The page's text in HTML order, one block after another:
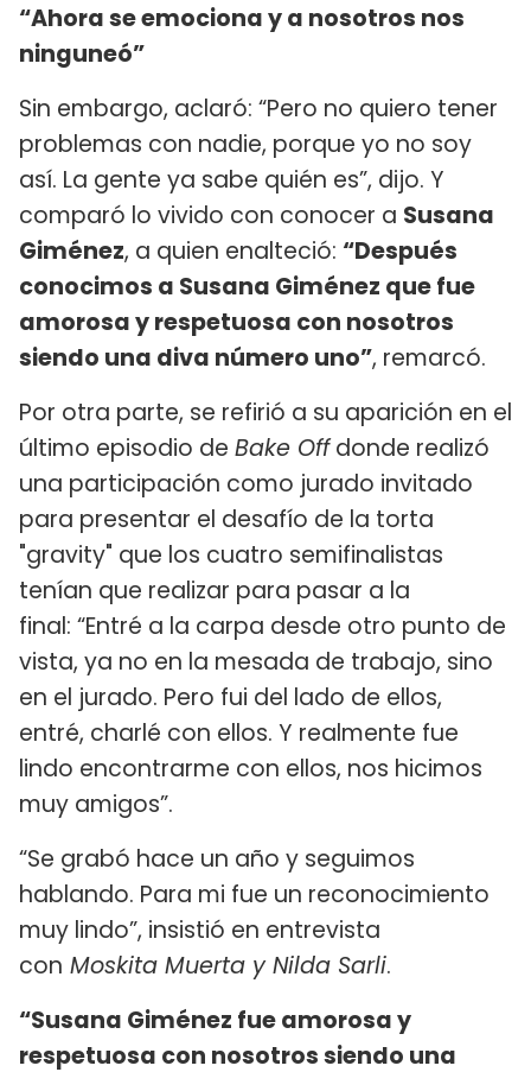
“Ahora se emociona y a nosotros nos
ninguneó”
Sin embargo, aclaró: “Pero no quiero tener
problemas con nadie, porque yo no soy
así. La gente ya sabe quién es”, dijo. Y
comparó lo vivido con conocer a Susana
Giménez, a quien enalteció: “Después
conocimos a Susana Giménez que fue
amorosa y respetuosa con nosotros
siendo una diva número uno”, remarcó.
Por otra parte, se refirió a su aparición en el
último episodio de Bake Offdonde realizó
una participación como jurado invitado
para presentar el desafío de la torta
"gravity" que los cuatro semifinalistas
tenían que realizar para pasar a la
final: “Entré a la carpa desde otro punto de
vista, ya no en la mesada de trabajo, sino
en el jurado. Pero fui del lado de ellos,
entré, charlé con ellos. Y realmente fue
lindo encontrarme con ellos, nos hicimos
muy amigos”.
“Se grabó hace un año y seguimos
hablando. Para mi fue un reconocimiento
muy lindo”, insistió en entrevista
con Moskita Muerta y Nilda Sarli.
“Susana Giménez fue amorosa y
respetuosa con nosotros siendo una